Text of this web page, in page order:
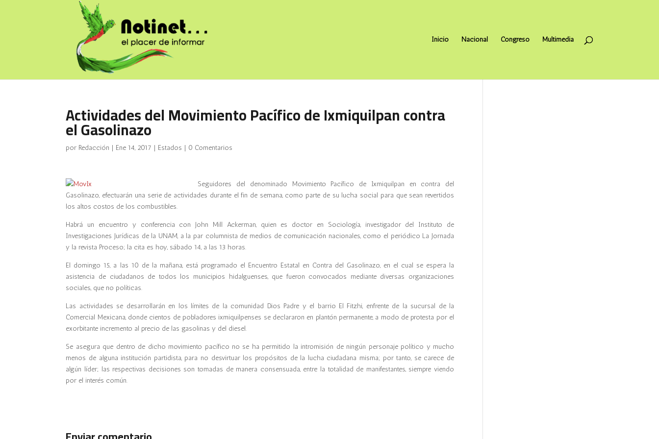
Inicio Nacional Congreso Multimedia
Actividades del Movimiento Pacífico de Ixmiquilpan contra
el Gasolinazo
por Redacción | Ene 14, 2017 | Estados | 0 Comentarios
Seguidores del denominado Movimiento Pacífico de Ixmiquilpan en contra del
Gasolinazo, efectuarán una serie de actividades durante el fin de semana, como parte de su lucha social para que sean revertidos
los altos costos de los combustibles.
Habrá un encuentro y conferencia con John Mill Ackerman, quien es doctor en Sociología, investigador del Instituto de
Investigaciones Jurídicas de la UNAM, a la par columnista de medios de comunicación nacionales, como el periódico La Jornada
y la revista Proceso; la cita es hoy, sábado 14, a las 13 horas.
El domingo 15, a las 10 de la mañana, está programado el Encuentro Estatal en Contra del Gasolinazo, en el cual se espera la
asistencia de ciudadanos de todos los municipios hidalguenses, que fueron convocados mediante diversas organizaciones
sociales, que no políticas.
Las actividades se desarrollarán en los límites de la comunidad Dios Padre y el barrio El Fitzhi, enfrente de la sucursal de la
Comercial Mexicana, donde cientos de pobladores ixmiquilpenses se declararon en plantón permanente, a modo de protesta por el
exorbitante incremento al precio de las gasolinas y del diesel.
Se asegura que dentro de dicho movimiento pacífico no se ha permitido la intromisión de ningún personaje político y mucho
menos de alguna institución partidista, para no desvirtuar los propósitos de la lucha ciudadana misma; por tanto, se carece de
algún líder; las respectivas decisiones son tomadas de manera consensuada, entre la totalidad de manifestantes, siempre viendo
por el interés común.